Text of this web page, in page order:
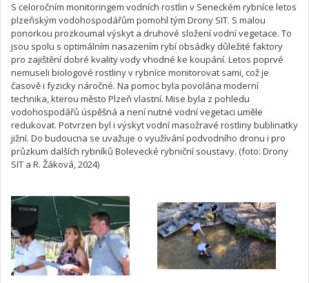
S celoročním monitoringem vodních rostlin v Seneckém rybníce letos
plzeňským vodohospodářům pomohl tým Drony SIT. S malou
ponorkou prozkoumal výskyt a druhové složení vodní vegetace. To
jsou spolu s optimálním nasazením rybí obsádky důležité faktory
pro zajištění dobré kvality vody vhodné ke koupání. Letos poprvé
nemuseli biologové rostliny v rybníce monitorovat sami, což je
časově i fyzicky náročné. Na pomoc byla povolána moderní
technika, kterou město Plzeň vlastní. Mise byla z pohledu
vodohospodářů úspěšná a není nutné vodní vegetaci uměle
redukovat. Potvrzen byl i výskyt vodní masožravé rostliny bublinatky
jižní. Do budoucna se uvažuje o využívání podvodního dronu i pro
průzkum dalších rybníků Bolevecké rybniční soustavy. (foto: Drony
SIT a R. Žáková, 2024)